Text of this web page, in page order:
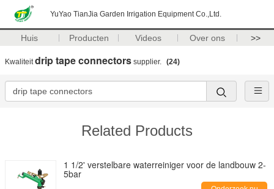
YuYao TianJia Garden Irrigation Equipment Co.,Ltd.
Huis Producten Videos Over ons >>
Kwaliteitdrip tape connectors supplier. (24)
Related Products
1 1/2' verstelbare waterreiniger voor de landbouw 2-
5bar